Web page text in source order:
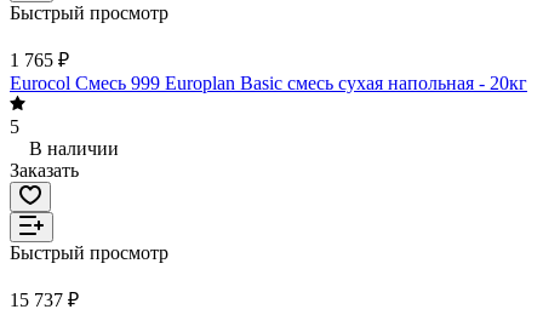
Быстрый просмотр
1 765 ₽
Eurocol Смесь 999 Europlan Basic смесь сухая напольная - 20кг
5
В наличии
Заказать
Быстрый просмотр
15 737 ₽